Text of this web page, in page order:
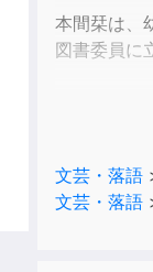
本間栞は、
図書委員に
本間栞に
JS図書委員
・ごん狐
文芸・落語
文芸・落語